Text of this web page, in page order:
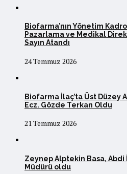
Biofarma’nın Yönetim
Pazarlama ve Medikal
Sayın Atandı
24 Temmuz 2026
Biofarma İlaç’ta Üst Düzey
Ecz. Gözde Terkan Oldu
21 Temmuz 2026
Zeynep Alptekin Basa,
Müdürü oldu